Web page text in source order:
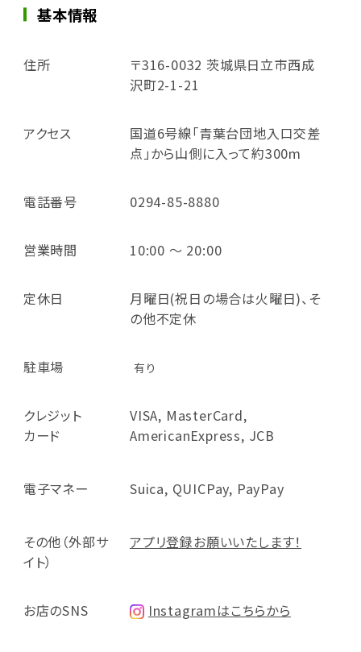
基本情報
住所
〒316-0032 茨城県日立市西成
沢町2-1-21
アクセス
国道6号線「青葉台団地入口交差
点」から山側に入って約300m
電話番号 0294-85-8880
営業時間 10:00 ～ 20:00
定休日
月曜日(祝日の場合は火曜日)、そ
の他不定休
駐車場 有り
クレジット
カード
VISA, MasterCard,
AmericanExpress, JCB
電子マネー Suica, QUICPay, PayPay
その他（外部サ
イト）
アプリ登録お願いいたします！
お店のSNS Instagramはこちらから